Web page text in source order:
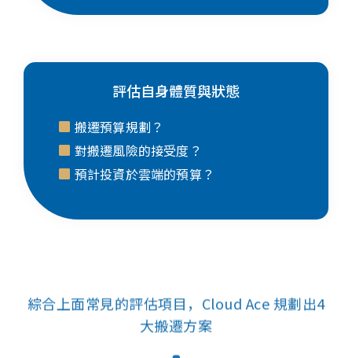
評估自身體質與狀態
搬遷預算規劃？
對搬遷風險的接受度？
預計投資於雲端的預算？
綜合上面常見的評估項目，Cloud Ace 規劃出4
大搬遷方案